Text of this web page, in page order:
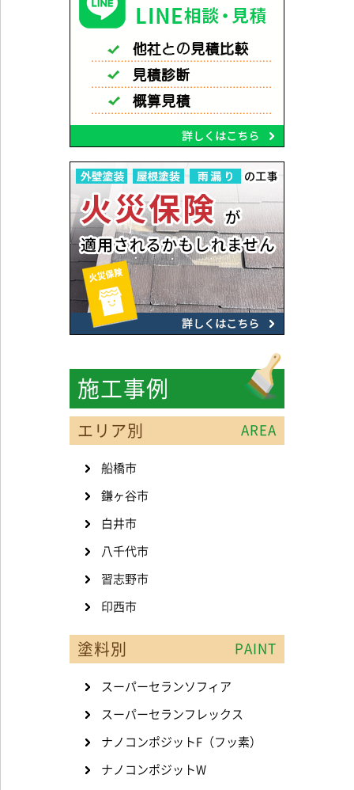
施工事例
エリア別 AREA
船橋市
鎌ヶ谷市
白井市
八千代市
習志野市
印西市
塗料別 PAINT
スーパーセランソフィア
スーパーセランフレックス
ナノコンポジットF（フッ素）
ナノコンポジットW